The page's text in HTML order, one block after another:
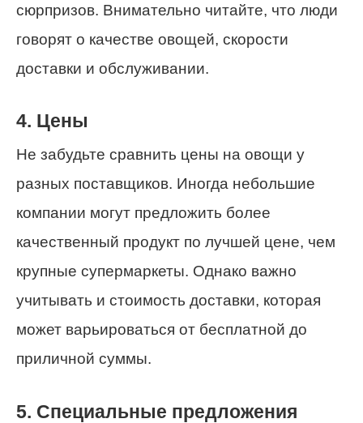
сюрпризов. Внимательно читайте, что люди
говорят о качестве овощей, скорости
доставки и обслуживании.
4. Цены
Не забудьте сравнить цены на овощи у
разных поставщиков. Иногда небольшие
компании могут предложить более
качественный продукт по лучшей цене, чем
крупные супермаркеты. Однако важно
учитывать и стоимость доставки, которая
может варьироваться от бесплатной до
приличной суммы.
5. Специальные предложения